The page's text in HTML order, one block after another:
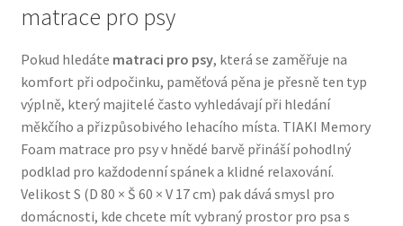
Pelíšky pro psy
Ortopedické pelíšky
Přepravky pro psy
Purizon pro psy — Vysoký obsah masa, bez obilovin
Royal Canin pro psy
matrace pro psy
Pokud hledáte matraci pro psy, která se zaměřuje na
komfort při odpočinku, paměťová pěna je přesně ten typ
výplně, který majitelé často vyhledávají při hledání
měkčího a přizpůsobivého lehacího místa. TIAKI Memory
Foam matrace pro psy v hnědé barvě přináší pohodlný
podklad pro každodenní spánek a klidné relaxování.
Velikost S (D 80 × Š 60 × V 17 cm) pak dává smysl pro
domácnosti, kde chcete mít vybraný prostor pro psa s